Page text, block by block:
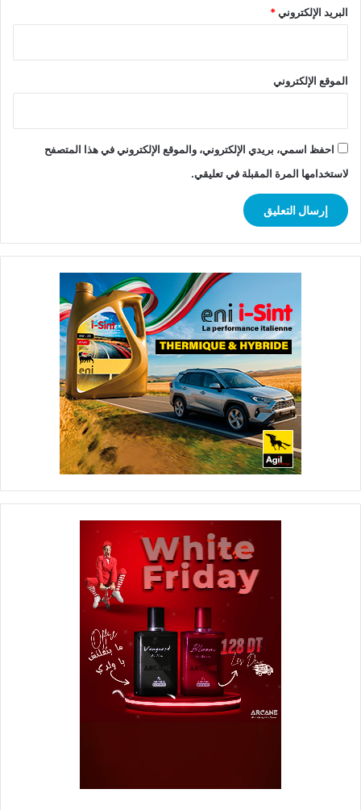
البريد الإلكتروني*
الموقع الإلكتروني
احفظ اسمي، بريدي الإلكتروني، والموقع الإلكتروني في هذا المتصفح
لاستخدامها المرة المقبلة في تعليقي.